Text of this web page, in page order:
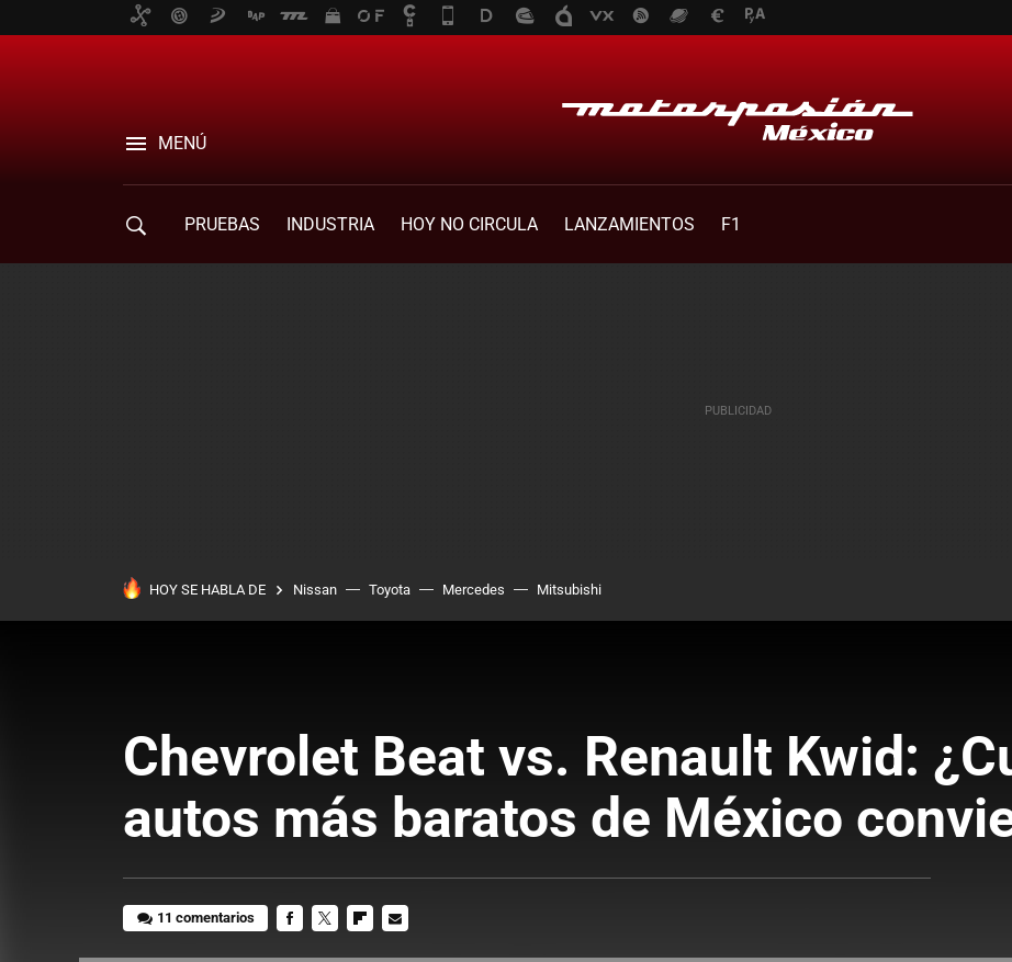
MENÚ
PRUEBAS INDUSTRIA HOY NO CIRCULA LANZAMIENTOS F1
HOY SE HABLA DE Nissan Toyota Mercedes Mitsubishi
Chevrolet Beat vs. Renault Kwid:
autos más baratos de México
11 comentarios